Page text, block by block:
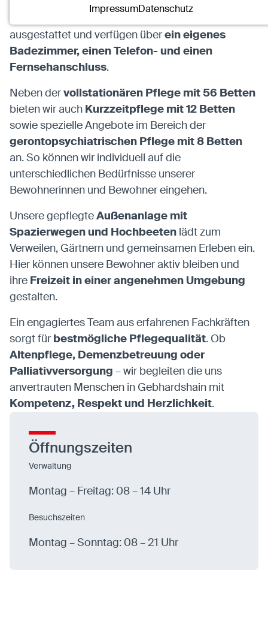
Zuhause finden. Alle Zimmer sind modern
ausgestattet und verfügen überein eigenes
Badezimmer, einen Telefon- und einen
Fernsehanschluss.
Neben dervollstationären Pflege mit 56 Betten
bieten wir auch Kurzzeitpflege mit 12 Betten
sowie spezielle Angebote im Bereich der
gerontopsychiatrischen Pflege mit 8 Betten
an. So können wir individuell auf die
unterschiedlichen Bedürfnisse unserer
Bewohnerinnen und Bewohner eingehen.
Unsere gepflegteAußenanlage mit
Spazierwegen und Hochbeeten lädt zum
Verweilen, Gärtnern und gemeinsamen Erleben ein.
Hier können unsere Bewohner aktiv bleiben und
ihre Freizeit in einer angenehmen Umgebung
gestalten.
Ein engagiertes Team aus erfahrenen Fachkräften
sorgt fürbestmögliche Pflegequalität. Ob
Altenpflege, Demenzbetreuung oder
Palliativversorgung – wir begleiten die uns
anvertrauten Menschen in Gebhardshain mit
Kompetenz, Respekt und Herzlichkeit.
Öffnungszeiten
Verwaltung
Montag – Freitag: 08 – 14 Uhr
Besuchszeiten
Montag – Sonntag: 08 – 21 Uhr
Eigentümer dieser Website
Zweck:Speichert die vom Benutzer ausgewählten
Cookieeinstellungen.
Cookie Laufzeit:
Externe Medien
Mit Ihrer Zustimmung erlauben Sie das Laden von
externen Medien.
Vimeo
Anbieter:Vimeo Inc.
Zweck: Verwendung um Vimeo-Videoinhalte zu
Youtube
Anbieter:Youtube LLC
Zweck:Verwendung um Youtube-Videoinhalte zu
entsperren.
Karten
Anzeige von Karten-Elementen mit externen
Anbietern
OpenStreetMap
Anbieter: OpenStreetMap
Statistiken
Statistiken-Cookies erfassen Informationen
anonym. Diese Informationen helfen uns zu
nutzen.
Matomo
ImpressumDatenschutz